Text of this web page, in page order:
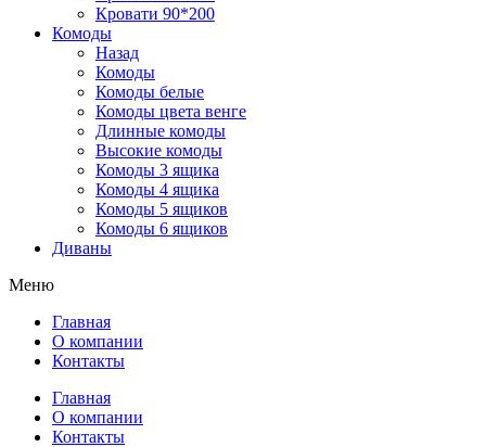
Кровати 90*200
Комоды
Назад
Комоды
Комоды белые
Комоды цвета венге
Длинные комоды
Высокие комоды
Комоды 3 ящика
Комоды 4 ящика
Комоды 5 ящиков
Комоды 6 ящиков
Диваны
Меню
Главная
О компании
Контакты
Главная
О компании
Контакты